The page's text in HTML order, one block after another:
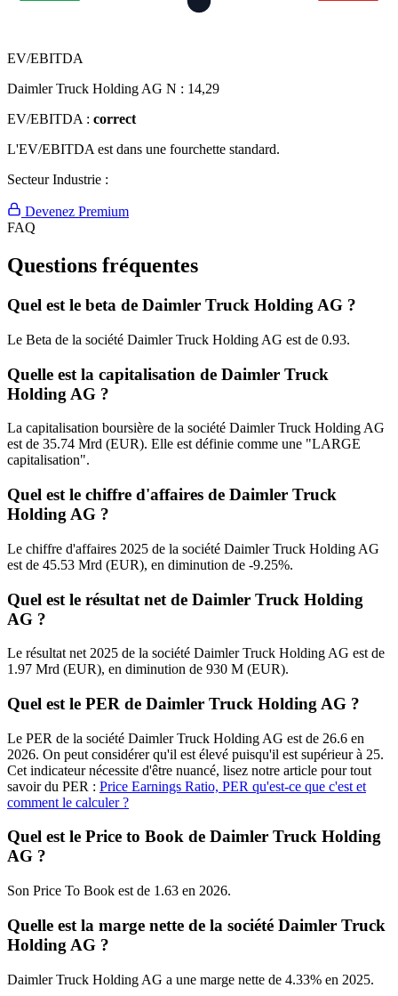
EV/EBITDA
Daimler Truck Holding AG N : 14,29
EV/EBITDA : correct
L'EV/EBITDA est dans une fourchette standard.
Secteur Industrie :
Devenez Premium
FAQ
Questions fréquentes
Quel est le beta de Daimler Truck Holding AG ?
Le Beta de la société Daimler Truck Holding AG est de 0.93.
Quelle est la capitalisation de Daimler Truck
Holding AG ?
La capitalisation boursière de la société Daimler Truck Holding AG
est de 35.74 Mrd (EUR). Elle est définie comme une "LARGE
capitalisation".
Quel est le chiffre d'affaires de Daimler Truck
Holding AG ?
Le chiffre d'affaires 2025 de la société Daimler Truck Holding AG
est de 45.53 Mrd (EUR), en diminution de -9.25%.
Quel est le résultat net de Daimler Truck Holding
AG ?
Le résultat net 2025 de la société Daimler Truck Holding AG est de
1.97 Mrd (EUR), en diminution de 930 M (EUR).
Quel est le PER de Daimler Truck Holding AG ?
Le PER de la société Daimler Truck Holding AG est de 26.6 en
2026. On peut considérer qu'il est élevé puisqu'il est supérieur à 25.
Cet indicateur nécessite d'être nuancé, lisez notre article pour tout
savoir du PER : Price Earnings Ratio, PER qu'est-ce que c'est et
comment le calculer ?
Quel est le Price to Book de Daimler Truck Holding
AG ?
Son Price To Book est de 1.63 en 2026.
Quelle est la marge nette de la société Daimler Truck
Holding AG ?
Daimler Truck Holding AG a une marge nette de 4.33% en 2025.